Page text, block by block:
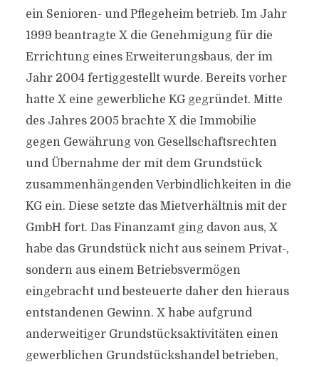
ein Senioren- und Pflegeheim betrieb. Im Jahr
1999 beantragte X die Genehmigung für die
Errichtung eines Erweiterungsbaus, der im
Jahr 2004 fertiggestellt wurde. Bereits vorher
hatte X eine gewerbliche KG gegründet. Mitte
des Jahres 2005 brachte X die Immobilie
gegen Gewährung von Gesellschaftsrechten
und Übernahme der mit dem Grundstück
zusammenhängenden Verbindlichkeiten in die
KG ein. Diese setzte das Mietverhältnis mit der
GmbH fort. Das Finanzamt ging davon aus, X
habe das Grundstück nicht aus seinem Privat-,
sondern aus einem Betriebsvermögen
eingebracht und besteuerte daher den hieraus
entstandenen Gewinn. X habe aufgrund
anderweitiger Grundstücksaktivitäten einen
gewerblichen Grundstückshandel betrieben,